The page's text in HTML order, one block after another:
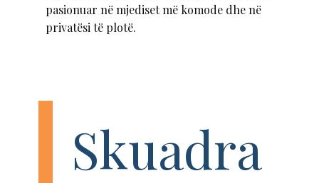
pasionuar në mjediset më komode dhe në
privatësi të plotë.
Skuadra